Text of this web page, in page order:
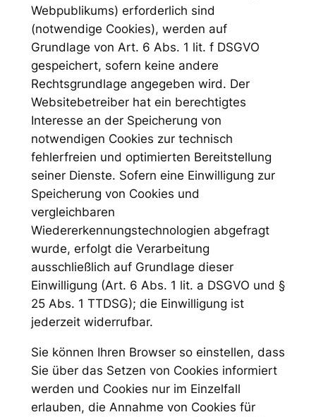
Webpublikums) erforderlich sind
(notwendige Cookies), werden auf
Grundlage von Art. 6 Abs. 1 lit. f DSGVO
gespeichert, sofern keine andere
Rechtsgrundlage angegeben wird. Der
Websitebetreiber hat ein berechtigtes
Interesse an der Speicherung von
notwendigen Cookies zur technisch
fehlerfreien und optimierten Bereitstellung
seiner Dienste. Sofern eine Einwilligung zur
Speicherung von Cookies und
vergleichbaren
Wiedererkennungstechnologien abgefragt
wurde, erfolgt die Verarbeitung
ausschließlich auf Grundlage dieser
Einwilligung (Art. 6 Abs. 1 lit. a DSGVO und §
25 Abs. 1 TTDSG); die Einwilligung ist
jederzeit widerrufbar.
Sie können Ihren Browser so einstellen, dass
Sie über das Setzen von Cookies informiert
werden und Cookies nur im Einzelfall
erlauben, die Annahme von Cookies für